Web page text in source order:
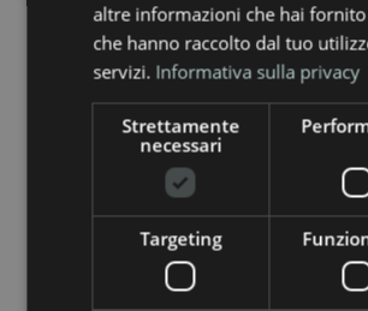
altre informazioni che hai
che hanno raccolto dal tuo
servizi. Informativa sulla privacy
Strettamente
necessari
Targeting